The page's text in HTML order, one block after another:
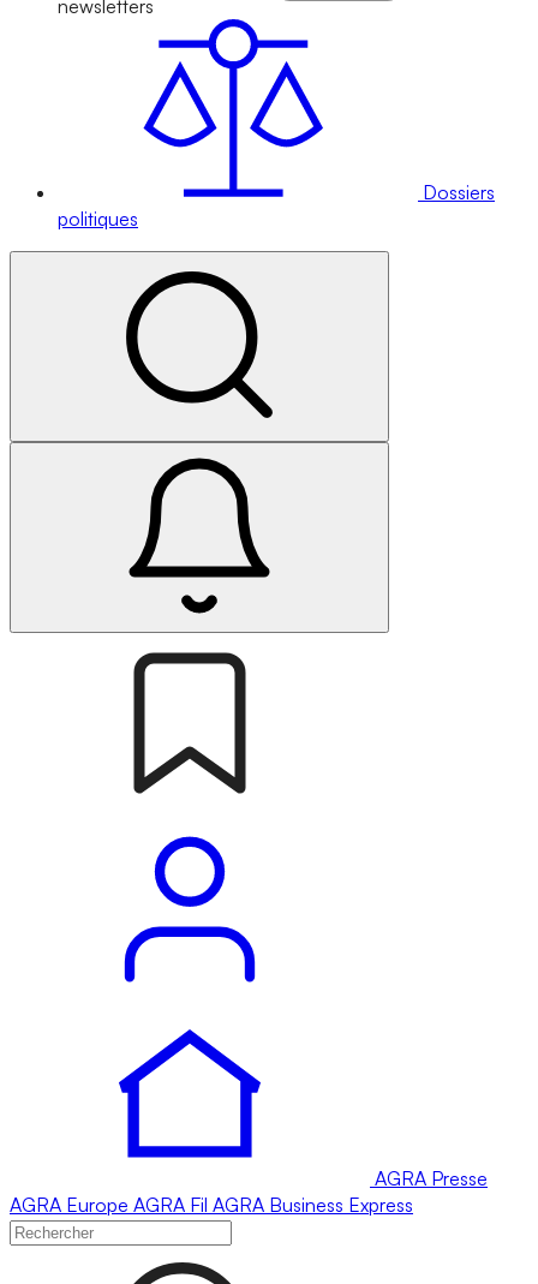
newsletters
Dossiers
politiques
AGRA Presse
AGRA Europe AGRA Fil AGRA Business Express